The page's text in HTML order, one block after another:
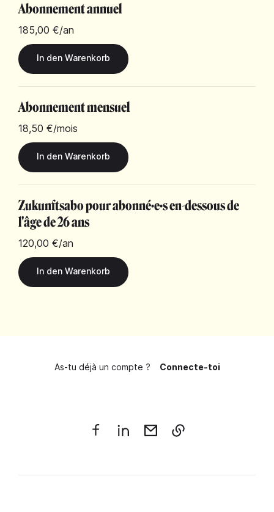
Abonnement annuel
185,00 €/an
Abonnement mensuel
18,50 €/mois
Zukunftsabo pour abonné·e·s en-dessous de
l'âge de 26 ans
120,00 €/an
As-tu déjà un compte ? Connecte-toi